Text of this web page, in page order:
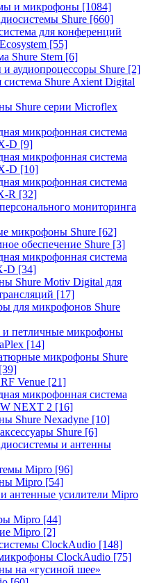
и микрофоны [1084]
Shure [660]
для конференций
[55]
Shure Stem [6]
аудиопроцессоры Shure [2]
Shure Axient Digital
Shure серии Microflex
микрофонная система
D [9]
микрофонная система
D [10]
микрофонная система
R [32]
мониторинга
микрофоны Shure [62]
обеспечение Shure [3]
микрофонная система
D [34]
Shure Motiv Digital для
[17]
для микрофонов Shure
и петличные микрофоны
[14]
микрофоны Shure
[39]
Venue [21]
микрофонная система
NEXT 2 [16]
Shure Nexadyne [10]
Shure [6]
и антенны
Mipro [96]
Mipro [54]
антенные усилители Mipro
Mipro [44]
Mipro [2]
ClockAudio [148]
ClockAudio [75]
на «гусиной шее»